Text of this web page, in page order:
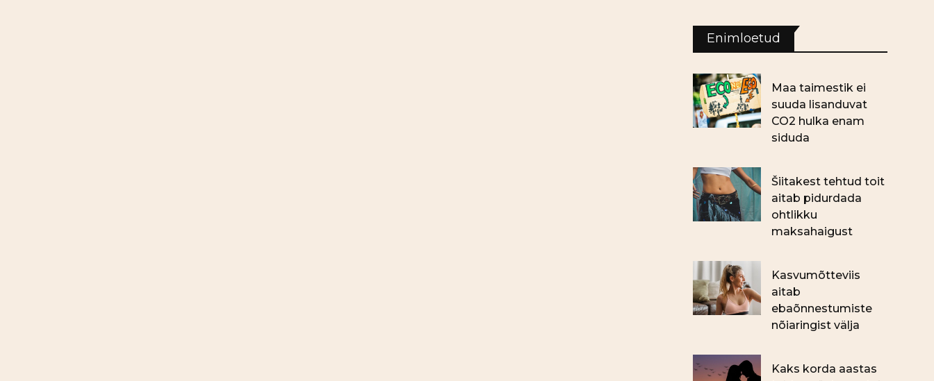
Enimloetud
Maa taimestik ei
suuda lisanduvat
CO2 hulka enam
siduda
Šiitakest tehtud toit
aitab pidurdada
ohtlikku
maksahaigust
Kasvumõtteviis
aitab
ebaõnnestumiste
nõiaringist välja
Kaks korda aastas